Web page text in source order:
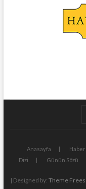
Anasayfa
Dizi
Günün Sözü
| Designed by: Theme